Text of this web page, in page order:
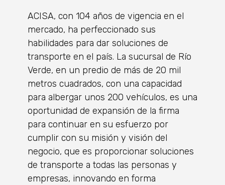
ACISA, con 104 años de vigencia en el
mercado, ha perfeccionado sus
habilidades para dar soluciones de
transporte en el país. La sucursal de Río
Verde, en un predio de más de 20 mil
metros cuadrados, con una capacidad
para albergar unos 200 vehículos, es una
oportunidad de expansión de la firma
para continuar en su esfuerzo por
cumplir con su misión y visión del
negocio, que es proporcionar soluciones
de transporte a todas las personas y
empresas, innovando en forma